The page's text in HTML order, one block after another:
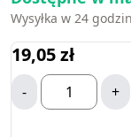
Wysyłka w 24
19,05zł
- +